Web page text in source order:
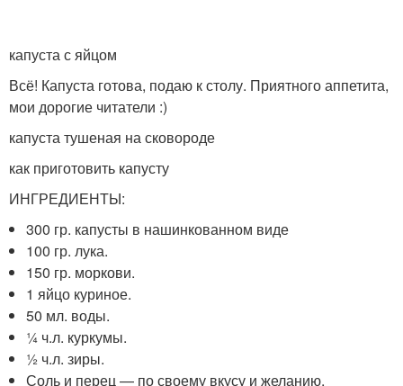
капуста с яйцом
Всё! Капуста готова, подаю к столу. Приятного аппетита,
мои дорогие читатели :)
капуста тушеная на сковороде
как приготовить капусту
ИНГРЕДИЕНТЫ:
300 гр. капусты в нашинкованном виде
100 гр. лука.
150 гр. моркови.
1 яйцо куриное.
50 мл. воды.
¼ ч.л. куркумы.
½ ч.л. зиры.
Соль и перец — по своему вкусу и желанию.